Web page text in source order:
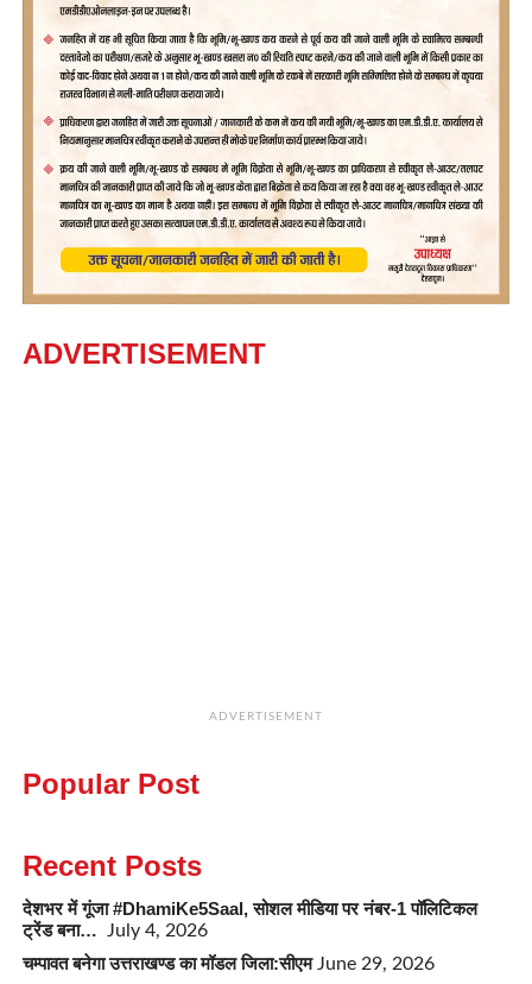
ADVERTISEMENT
ADVERTISEMENT
Popular Post
Recent Posts
देशभर में गूंजा #DhamiKe5Saal, सोशल मीडिया पर नंबर-1 पॉलिटिकल
ट्रेंड बना…
July 4, 2026
चम्पावत बनेगा उत्तराखण्ड का मॉडल जिला:सीएम June 29, 2026